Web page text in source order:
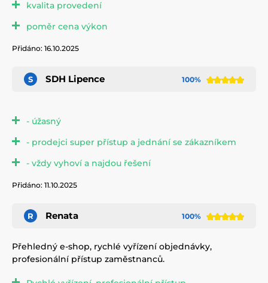
kvalita provedení
poměr cena výkon
Přidáno: 16.10.2025
S SDH Lipence 100%
- úžasný
- prodejci super přístup a jednání se zákazníkem
- vždy vyhoví a najdou řešení
Přidáno: 11.10.2025
R Renata 100%
Přehledný e-shop, rychlé vyřízení objednávky,
profesionální přístup zaměstnanců.